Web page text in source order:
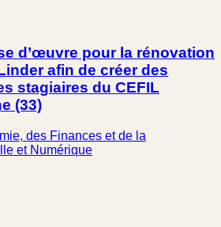
d’œuvre pour la rénovation
afin de créer des
stagiaires du CEFIL
(33)
des Finances et de la
et Numérique